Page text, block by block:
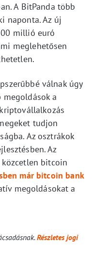
A BitPanda több
naponta. Az új
millió euró
meglehetősen
válnak úgy
a
tudjon
Az osztrákok
Az
bitcoin
már bitcoin bank
megoldásokat a
Részletes jogi